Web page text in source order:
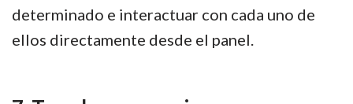
determinado e interactuar con cada uno de
ellos directamente desde el panel.